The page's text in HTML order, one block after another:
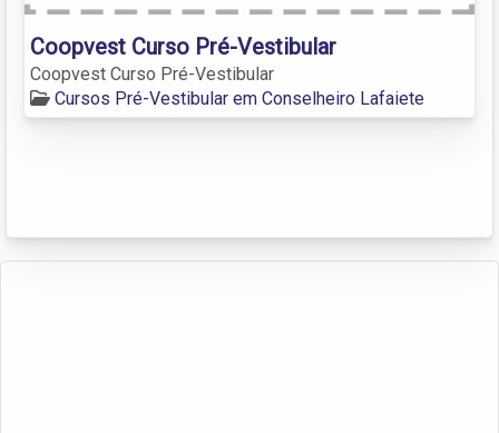
Coopvest Curso Pré-Vestibular
Coopvest Curso Pré-Vestibular
Cursos Pré-Vestibular em Conselheiro Lafaiete